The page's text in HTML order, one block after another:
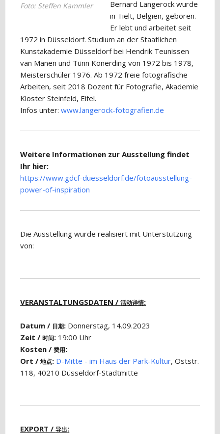
Foto: Steffen Kammler
Bernard Langerock wurde
in Tielt, Belgien, geboren.
Er lebt und arbeitet seit
1972 in Düsseldorf. Studium an der Staatlichen
Kunstakademie Düsseldorf bei Hendrik Teunissen
van Manen und Tünn Konerding von 1972 bis 1978,
Meisterschüler 1976. Ab 1972 freie fotografische
Arbeiten, seit 2018 Dozent für Fotografie, Akademie
Kloster Steinfeld, Eifel.
Infos unter:www.langerock-fotografien.de
Weitere Informationen zur Ausstellung findet
Ihr hier:
https://www.gdcf-duesseldorf.de/fotoausstellung-
power-of-inspiration
Die Ausstellung wurde realisiert mit Unterstützung
von:
VERANSTALTUNGSDATEN /活动详情:
Datum / 日期: Donnerstag, 14.09.2023
Zeit /时间: 19:00 Uhr
Kosten /费用:
Ort /地点: D-Mitte - im Haus der Park-Kultur, Oststr.
118, 40210 Düsseldorf-Stadtmitte
EXPORT /导出: